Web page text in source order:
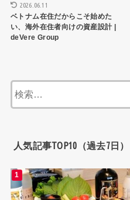
2026.06.11
ベトナム在住だからこそ始めた
い、海外在住者向けの資産設計 |
deVere Group
人気記事TOP10（過去7日）